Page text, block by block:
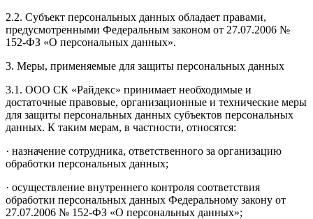
2.2. Субъект персональных данных обладает правами,
предусмотренными Федеральным законом от 27.07.2006 №
152-ФЗ «О персональных данных».
3. Меры, применяемые для защиты персональных данных
3.1. ООО СК «Райдекс» принимает необходимые и
достаточные правовые, организационные и технические меры
для защиты персональных данных субъектов персональных
данных. К таким мерам, в частности, относятся:
· назначение сотрудника, ответственного за организацию
обработки персональных данных;
· осуществление внутреннего контроля соответствия
обработки персональных данных Федеральному закону от
27.07.2006 № 152-ФЗ «О персональных данных»;